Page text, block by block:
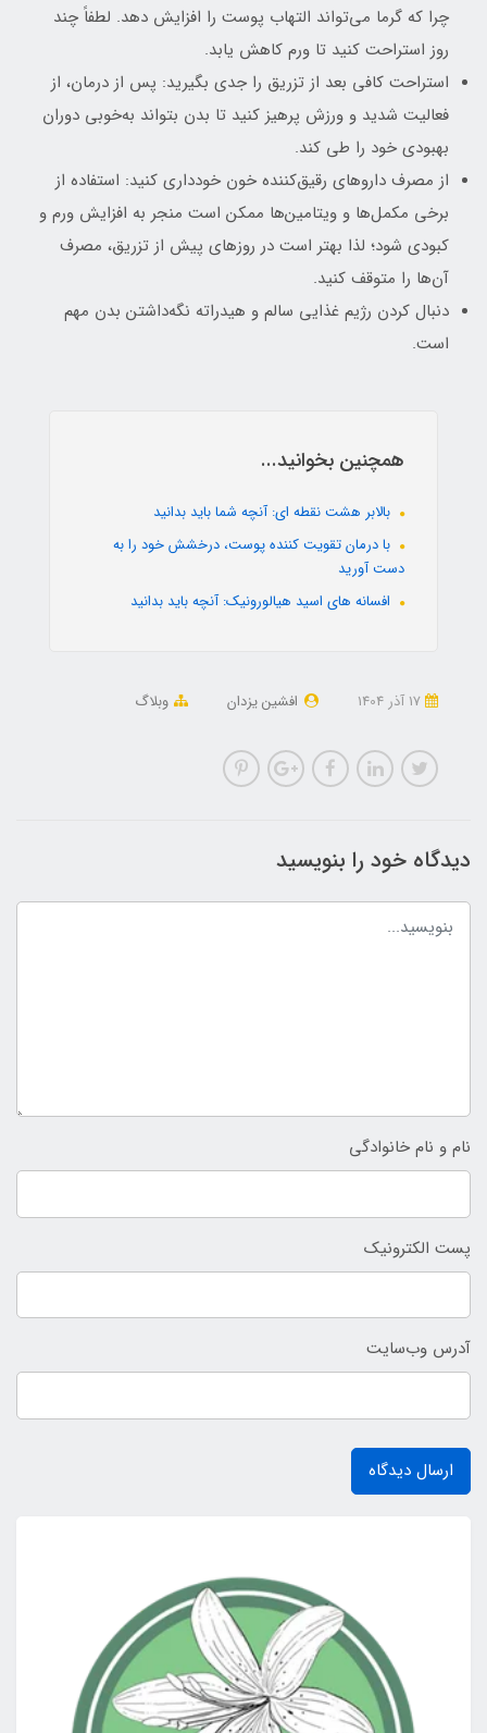
چرا که گرما می‌تواند التهاب پوست را افزایش دهد. لطفاً چند
روز استراحت کنید تا ورم کاهش یابد.
استراحت کافی بعد از تزریق را جدی بگیرید: پس از درمان، از
فعالیت شدید و ورزش پرهیز کنید تا بدن بتواند به‌خوبی دوران
بهبودی خود را طی کند.
از مصرف داروهای رقیق‌کننده خون خودداری کنید: استفاده از
برخی مکمل‌ها و ویتامین‌ها ممکن است منجر به افزایش ورم و
کبودی شود؛ لذا بهتر است در روزهای پیش از تزریق، مصرف
آن‌ها را متوقف کنید.
دنبال کردن رژیم غذایی سالم و هیدراته نگه‌داشتن بدن مهم
است.
همچنین بخوانید...
بالابر هشت نقطه ای: آنچه شما باید بدانید
با درمان تقویت کننده پوست، درخشش خود را به
دست آورید
افسانه های اسید هیالورونیک: آنچه باید بدانید
افشین یزدان وبلاگ
دیدگاه خود را بنویسید
نام و نام خانوادگی
پست الکترونیک
آدرس وب‌سایت
ارسال دیدگاه